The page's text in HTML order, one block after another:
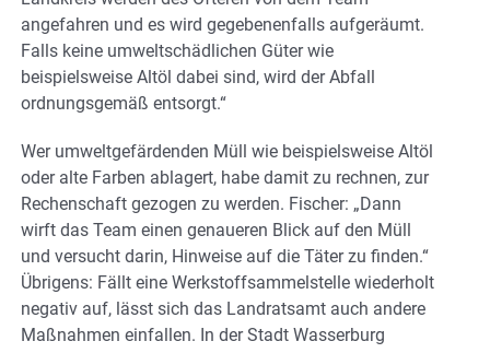
angefahren und es wird gegebenenfalls aufgeräumt.
Falls keine umweltschädlichen Güter wie
beispielsweise Altöl dabei sind, wird der Abfall
ordnungsgemäß entsorgt.“
Wer umweltgefärdenden Müll wie beispielsweise Altöl
oder alte Farben ablagert, habe damit zu rechnen, zur
Rechenschaft gezogen zu werden. Fischer: „Dann
wirft das Team einen genaueren Blick auf den Müll
und versucht darin, Hinweise auf die Täter zu finden.“
Übrigens: Fällt eine Werkstoffsammelstelle wiederholt
negativ auf, lässt sich das Landratsamt auch andere
Maßnahmen einfallen. In der Stadt Wasserburg